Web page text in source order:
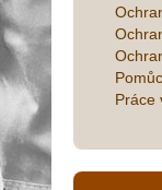
Práce